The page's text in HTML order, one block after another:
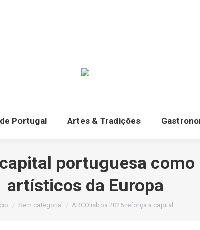
Portugal Artes & Tradições
portuguesa
artísticos da Europa
está aqui:
Sem categoria ARCOlisboa 2025 reforça a capital…